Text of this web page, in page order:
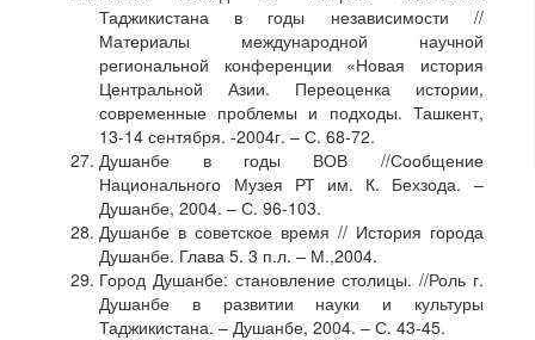
Таджикистана в годы независимости //
Материалы международной научной
региональной конференции «Новая история
Центральной Азии. Переоценка истории,
современные проблемы и подходы. Ташкент,
13-14 сентября. -2004г. – С. 68-72.
Душанбе в годы ВОВ //Сообщение
Национального Музея РТ им. К. Бехзода. –
Душанбе, 2004. – С. 96-103.
Душанбе в советское время // История города
Душанбе. Глава 5. 3 п.л. – М.,2004.
Город Душанбе: становление столицы. //Роль г.
Душанбе в развитии науки и культуры
Таджикистана. – Душанбе, 2004. – С. 43-45.